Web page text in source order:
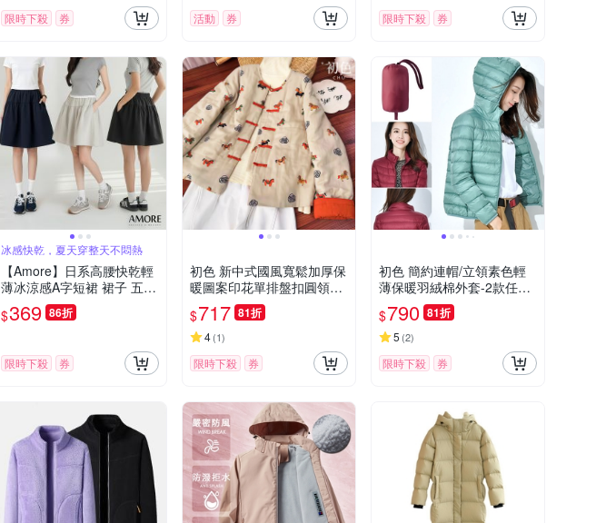
限時下殺 券 活動 券 限時下殺 券
冰感快乾，夏天穿整天不悶熱
【Amore】日系高腰快乾輕
薄冰涼感A字短裙 裙子 五分
短裙
$369 86折
限時下殺 券
初色 新中式國風寬鬆加厚保
暖圖案印花單排盤扣圓領長
袖棉衣外套女外套-駝色-164
21(M-2XL可選)
$717 81折
4(1)
限時下殺 券
初色 簡約連帽/立領素色輕
薄保暖羽絨棉外套-2款任選-
66316(M-2XL可選)
$790 81折
5 (2)
限時下殺 券